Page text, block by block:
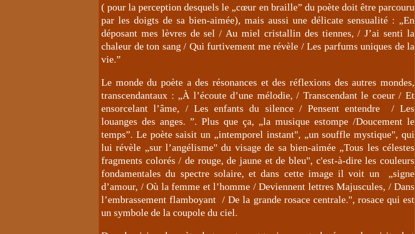
( pour la perception desquels le „cœur en braille” du poète doit être parcouru
par les doigts de sa bien-aimée), mais aussi une délicate sensualité : „En
déposant mes lèvres de sel / Au miel cristallin des tiennes, / J’ai senti la
chaleur de ton sang / Qui furtivement me révèle / Les parfums uniques de la
vie.”
Le monde du poète a des résonances et des réflexions des autres mondes,
transcendantaux : „À l’écoute d’une mélodie, / Transcendant le coeur / Et
ensorcelant l’âme, / Les enfants du silence / Pensent entendre / Les
louanges des anges. ”. Plus que ça, „la musique estompe /Doucement le
temps”. Le poète saisit un „intemporel instant", „un souffle mystique", qui
lui révèle „sur l’angélisme" du visage de sa bien-aimée „Tous les célestes
fragments colorés / de rouge, de jaune et de bleu", c'est-à-dire les couleurs
fondamentales du spectre solaire, et dans cette image il voit un „signe
d’amour, / Où la femme et l’homme / Deviennent lettres Majuscules, / Dans
l’embrassement flamboyant / De la grande rosace centrale.", rosace qui est
un symbole de la coupole du ciel.